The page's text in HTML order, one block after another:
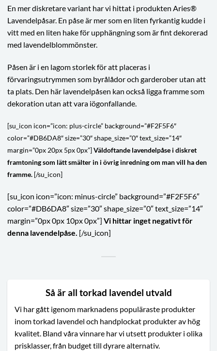
En mer diskretare variant har vi hittat i produkten Aries®
Lavendelpåsar. En påse är mer som en liten fyrkantig kudde i
vitt med en liten hake för upphängning som är fint dekorerad
med lavendelblommönster.
Påsen är i en lagom storlek för att placeras i
förvaringsutrymmen som byrålådor och garderober utan att
ta plats. Den här lavendelpåsen kan också ligga framme som
dekoration utan att vara iögonfallande.
[su_icon icon=”icon: plus-circle” background=”#F2F5F6″
color=”#DB6DA8″ size=”30″ shape_size=”0″ text_size=”14″
margin=”0px 20px 5px 0px”]Väldoftande lavendelpåse i diskret
framtoning som lätt smälter in i övrig inredning om man vill ha den
framme. [/su_icon]
[su_icon icon=”icon: minus-circle” background=”#F2F5F6″
color=”#DB6DA8″ size=”30″ shape_size=”0″ text_size=”14″
margin=”0px 0px 10px 0px”] Vi hittar inget negativt för
denna lavendelpåse. [/su_icon]
Så är all torkad lavendel utvald
Vi har gått igenom marknadens populäraste produkter
inom torkad lavendel och handplockat produkter av hög
kvalitet. Bland våra vinnare har vi utsett produkter i olika
prisklasser, från budget till dyrare alternativ.